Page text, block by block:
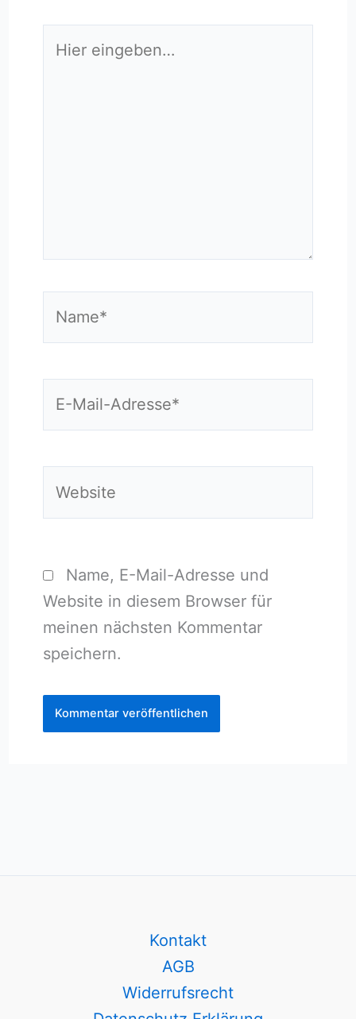
eingeben…
Name, E-Mail-Adresse und
Website in diesem Browser für
meinen nächsten Kommentar
speichern.
Kontakt
AGB
Widerrufsrecht